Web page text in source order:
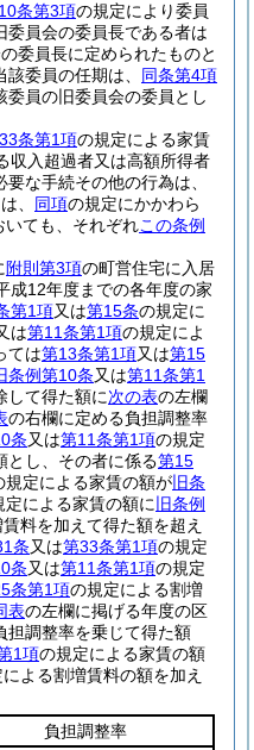
条第3項の規定により委員
委員会の委員長である者は
委員長に定められたものと
委員の任期は、 同条第4項
員の旧委員会の委員とし
条第1項の規定による家賃
収入超過者又は高額所得者
な手続その他の行為は、
、 同項の規定にかかわら
ても、それぞれこの条例
附則第3項の町営住宅に入居
成12年度までの各年度の家
第1項又は第15条の規定に
は第11条第1項の規定によ
ては第13条第1項又は第15
条例第10条又は第11条第1
して得た額に次の表の左欄
の右欄に定める負担調整率
条又は第11条第1項の規定
とし、その者に係る第15
規定による家賃の額が 旧条
定による家賃の額に 旧条例
料を加えて得た額を超え
条又は第33条第1項の規定
条又は第11条第1項の規定
条第1項の規定による割増
表の左欄に掲げる年度の区
担調整率を乗じて得た額
1項の規定による家賃の額
よる割増賃料の額を加え
負担調整率